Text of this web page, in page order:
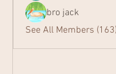
bro jack
See All Members